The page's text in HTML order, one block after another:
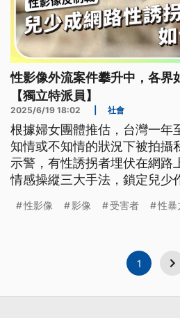
性影像外流案件攀升中，各界
【獨立特派員】
2025/6/19 18:02 社會
根據婦女團體推估，台灣一年
知情或不知情的狀況下被拍攝
示警，有性誘拐者埋伏在網路
情感操縱三大手法，鎖定兒少
反制機制。
性影像 影像 受害者 性暴
1